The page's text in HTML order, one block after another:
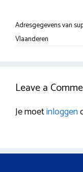
Adresgegevens van
Vlaanderen
Leave a
Je moetinloggen